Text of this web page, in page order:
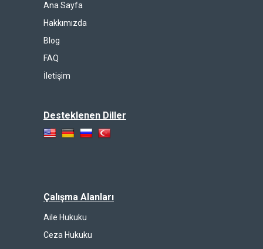
Ana Sayfa
Hakkımızda
Blog
FAQ
İletişim
Desteklenen Diller
Çalışma Alanları
Aile Hukuku
Ceza Hukuku